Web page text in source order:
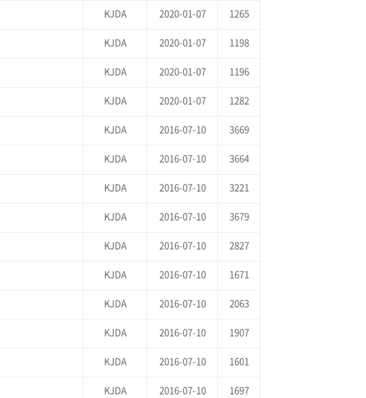
KJDA 2020-01-07 1265
KJDA 2020-01-07 1198
KJDA 2020-01-07 1196
KJDA 2020-01-07 1282
KJDA 2016-07-10 3669
KJDA 2016-07-10 3664
KJDA 2016-07-10 3221
KJDA 2016-07-10 3679
KJDA 2016-07-10 2827
KJDA 2016-07-10 1671
KJDA 2016-07-10 2063
KJDA 2016-07-10 1907
KJDA 2016-07-10 1601
KJDA 2016-07-10 1697